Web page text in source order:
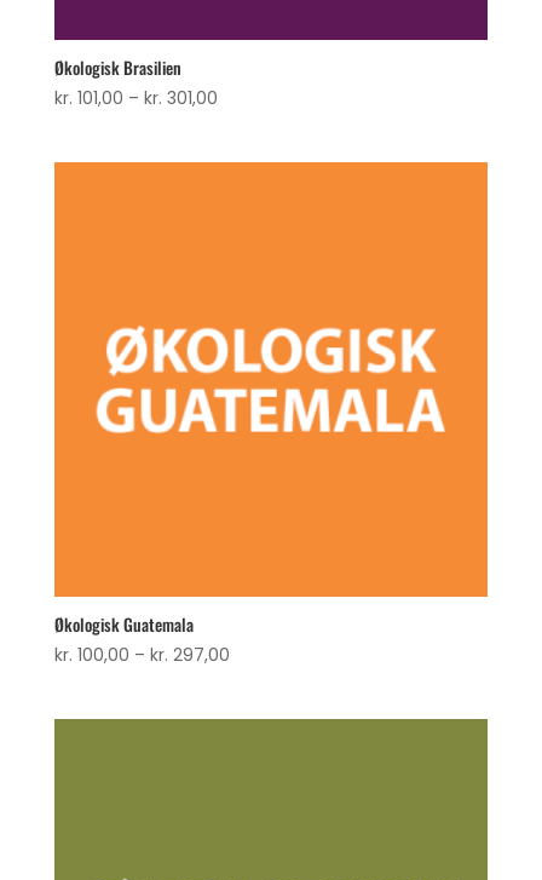
Økologisk Brasilien
kr. 101,00 – kr. 301,00Prisinterval:
Økologisk Guatemala
kr. 100,00 – kr. 297,00Prisinterval: